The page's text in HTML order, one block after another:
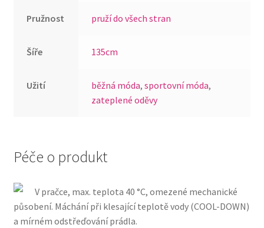
Pružnost pruží do všech stran
Šíře 135cm
Užití běžná móda,sportovní móda,
zateplené oděvy
Péče o produkt
V pračce, max. teplota 40 °C, omezené mechanické
působení. Máchání při klesající teplotě vody (COOL-DOWN)
a mírném odstřeďování prádla.